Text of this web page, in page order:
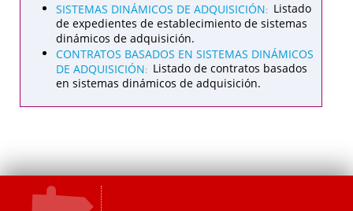
SISTEMAS DINÁMICOS DE ADQUISICIÓN: Listado
de expedientes de establecimiento de sistemas
dinámicos de adquisición.
CONTRATOS BASADOS EN SISTEMAS DINÁMICOS
DE ADQUISICIÓN: Listado de contratos basados
en sistemas dinámicos de adquisición.